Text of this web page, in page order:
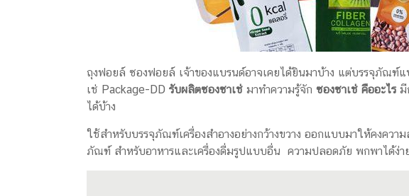
สบู่
Packaging
Design
ผลิต
กล่อง
ถุงฟอยล์ ซองฟอยล์ เจ้าของแบรนด์อาจเคยได้ยินมาบ้าง แต่บรรจุภัณฑ์
เช่ Package-DD รับผลิตซองซาเช่ มาทำความรู้จัก ซองซาเช่ คืออะไร มี
ได้บ้าง
ใช้สำหรับบรรจุภัณฑ์เครื่องสำอางอย่างกว้างขวาง ออกแบบมาให้คงควา
ภัณฑ์ สำหรับอาหารและเครื่องดื่มรูปแบบอื่น ความปลอดภัย พกพาได้ง่า